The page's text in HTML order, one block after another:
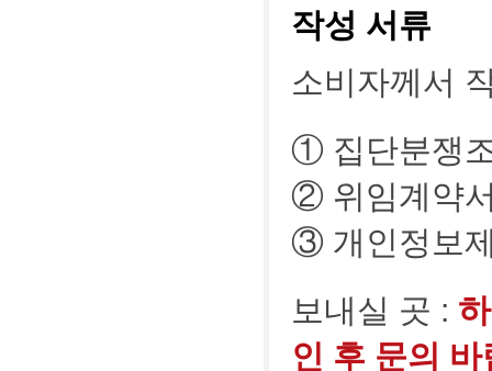
작성 서류
소비자께서
① 집단분쟁
② 위임계약
③ 개인정보
보내실 곳 :
인 후 문의 바